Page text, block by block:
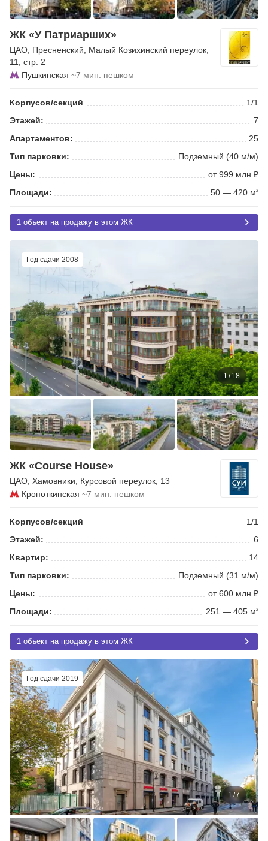
ЖК «У Патриарших»
ЦАО Пресненский Малый Козихинский переулок
11, стр. 2
Пушкинская ~7 мин. пешком
Корпусов/секций
1/1
Этажей:
7
Апартаментов:
25
Тип парковки:
Подземный (40 м/м)
Цены:
от 999 млн ₽
Площади:
50 — 420 м2
1 объект на продажу в этом ЖК
Год сдачи 2008
1 /18
ЖК «Course House»
ЦАО Хамовники Курсовой переулок , 13
Кропоткинская ~7 мин. пешком
Корпусов/секций
1/1
Этажей:
6
Квартир:
14
Тип парковки:
Подземный (31 м/м)
Цены:
от 600 млн ₽
Площади:
251 — 405 м2
1 объект на продажу в этом ЖК
Год сдачи 2019
1/7